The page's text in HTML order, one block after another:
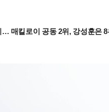
매킬로이 공동 2위, 강성훈은 8